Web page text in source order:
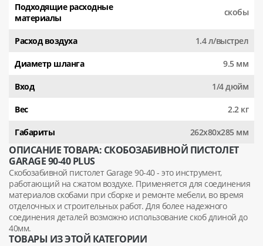
Подходящие расходные
материалы
скобы
Расход воздуха 1.4 л/выстрел
Диаметр шланга 9.5 мм
Вход 1/4 дюйм
Вес 2.2 кг
Габариты 262x80x285 мм
ОПИСАНИЕ ТОВАРА: СКОБОЗАБИВНОЙ ПИСТОЛЕТ
GARAGE 90-40 PLUS
Скобозабивной пистолет Garage 90-40 - это инструмент,
работающий на сжатом воздухе. Применяется для соединения
материалов скобами при сборке и ремонте мебели, во время
отделочных и строительных работ. Для более надежного
соединения деталей возможно использование скоб длиной до
40мм.
ТОВАРЫ ИЗ ЭТОЙ КАТЕГОРИИ